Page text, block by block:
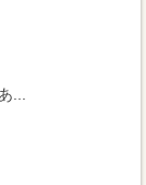
...